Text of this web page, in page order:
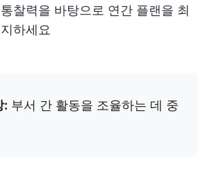
찰력을 바탕으로 연간 플랜을 최
하세요
: 부서 간 활동을 조율하는 데 중